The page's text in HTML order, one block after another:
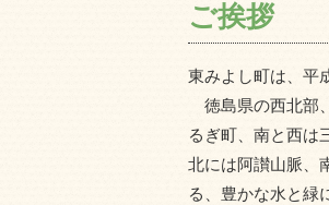
ご挨拶
東みよし町は、平
徳島県の西北部
るぎ町、南と西は
北には阿讃山脈、
る、豊かな水と緑